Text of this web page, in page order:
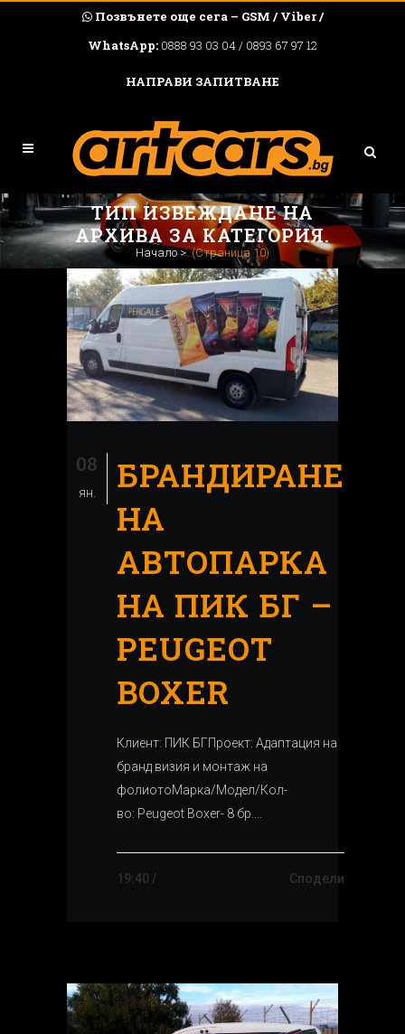
Позвънете още сега – GSM / Viber /
WhatsApp: 0888 93 03 04 / 0893 67 97 12
НАПРАВИ ЗАПИТВАНЕ
ТИП ИЗВЕЖДАНЕ НА
АРХИВА ЗА КАТЕГОРИЯ.
Начало>(Страница 10)
08
ян.
БРАНДИРАНЕ
НА
АВТОПАРКА
НА ПИК БГ –
PEUGEOT
BOXER
Клиент: ПИК БГПроект: Адаптация на
бранд визия и монтаж на
фолиотоМарка/Модел/Кол-
во: Peugeot Boxer- 8 бр....
19:40 / Сподели